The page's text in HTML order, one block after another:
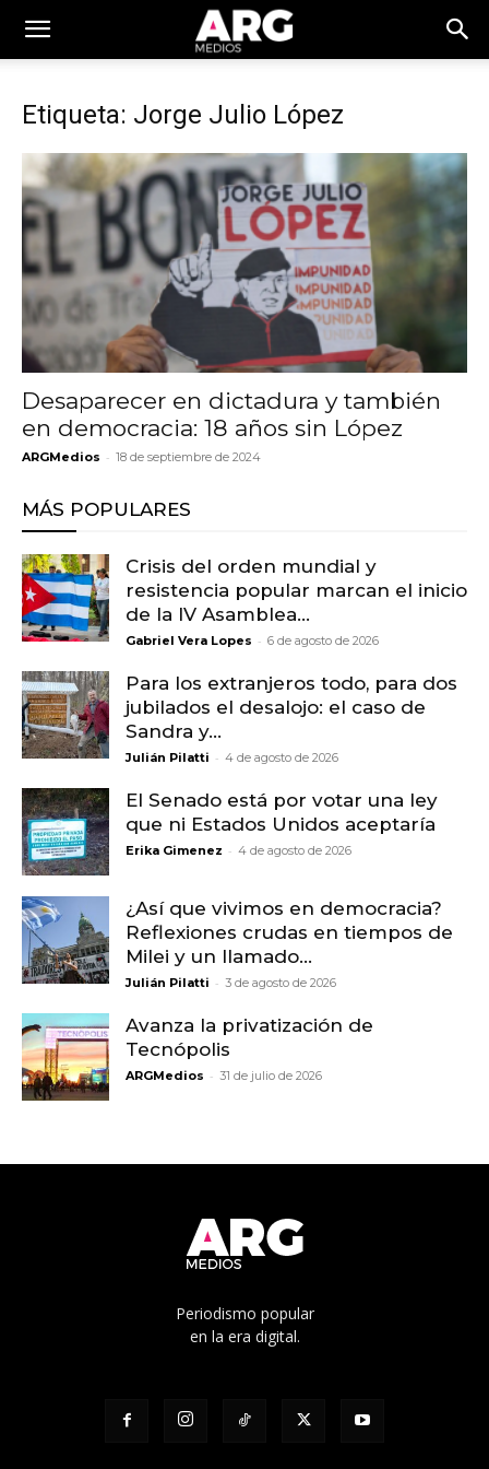
Etiqueta: Jorge Julio López
Desaparecer en dictadura y también
en democracia: 18 años sin López
ARGMedios - 18 de septiembre de 2024
MÁS POPULARES
Crisis del orden mundial y
resistencia popular marcan el inicio
de la IV Asamblea...
Gabriel Vera Lopes - 6 de agosto de 2026
Para los extranjeros todo, para dos
jubilados el desalojo: el caso de
Sandra y...
Julián Pilatti - 4 de agosto de 2026
El Senado está por votar una ley
que ni Estados Unidos aceptaría
Erika Gimenez - 4 de agosto de 2026
¿Así que vivimos en democracia?
Reflexiones crudas en tiempos de
Milei y un llamado...
Julián Pilatti - 3 de agosto de 2026
Avanza la privatización de
Tecnópolis
ARGMedios - 31 de julio de 2026
Periodismo popular
en la era digital.